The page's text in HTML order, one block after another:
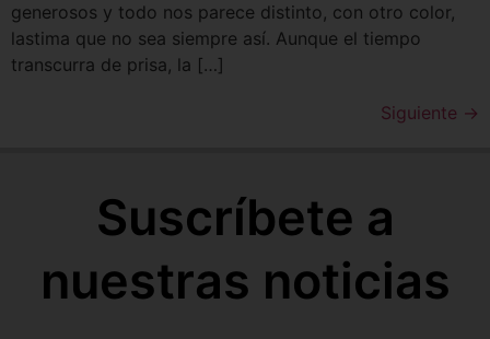
generosos y todo nos parece distinto, con otro color,
lastima que no sea siempre así. Aunque el tiempo
transcurra de prisa, la […]
Siguiente →
Suscríbete a
nuestras noticias